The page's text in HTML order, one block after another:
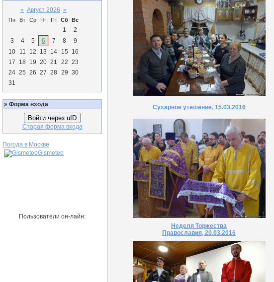
« Август 2026 »
Пн Вт Ср Чт Пт Сб Вс
1
2
3
4 5 6 7 8
9
10
11 12 13 14 15
16
17
18 19 20 21 22 23
24 25 26 27 28 29 30
31
» Форма входа
Войти через uID
Старая форма входа
Погода в Москве
Gismeteo
Пользователи он-лайн:
Сухарное утешение, 15.03.2016
Неделя Торжества
Православия, 20.03.2016